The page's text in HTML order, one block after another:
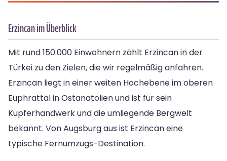
Erzincan im Überblick
Mit rund 150.000 Einwohnern zählt Erzincan in der
Türkei zu den Zielen, die wir regelmäßig anfahren.
Erzincan liegt in einer weiten Hochebene im oberen
Euphrattal in Ostanatolien und ist für sein
Kupferhandwerk und die umliegende Bergwelt
bekannt. Von Augsburg aus ist Erzincan eine
typische Fernumzugs-Destination.